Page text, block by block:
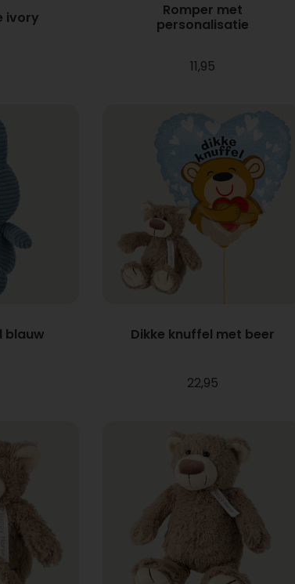
ivory
Romper met
personalisatie
11,95
blauw Dikke knuffel met beer
22,95